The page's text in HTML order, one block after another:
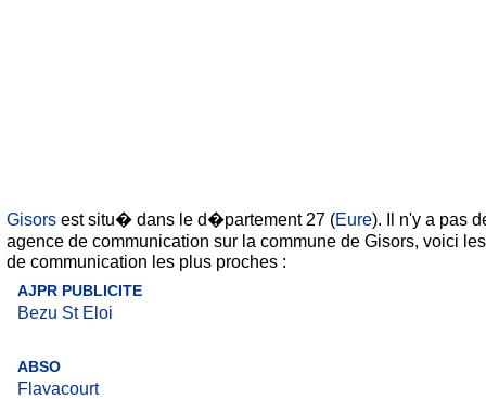
Gisors est situ� dans le d�partement 27 (Eure). Il n'y a pas
agence de communication sur la commune de Gisors, voici
de communication les plus proches :
AJPR PUBLICITE
Bezu St Eloi
ABSO
Flavacourt